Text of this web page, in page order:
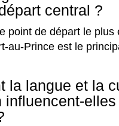
central ?
point de départ le plus
au-Prince est le
la langue et la
influencent-